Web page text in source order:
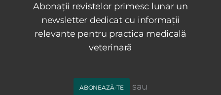
Abonații revistelor primesc lunar un
newsletter dedicat cu informații
relevante pentru practica medicală
veterinară
ABONEAZĂ-TE sau